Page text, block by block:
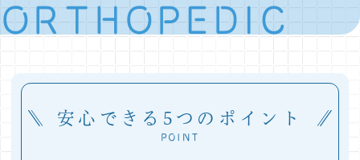
ORTHOPEDIC
安心できる5つのポイント
POINT